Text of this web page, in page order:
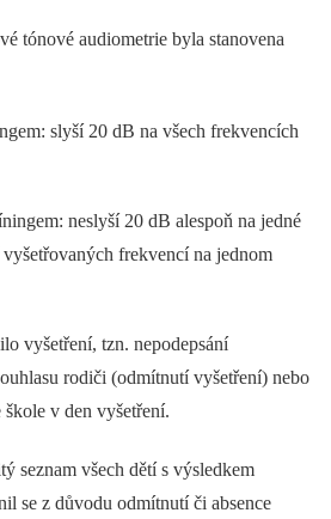
tónové audiometrie byla stanovena
slyší 20 dB na všech frekvencích
neslyší 20 dB alespoň na jedné
frekvencí na jednom
vyšetření, tzn. nepodepsání
rodiči (odmítnutí vyšetření) nebo
škole v den vyšetření.
seznam všech dětí s výsledkem
se z důvodu odmítnutí či absence